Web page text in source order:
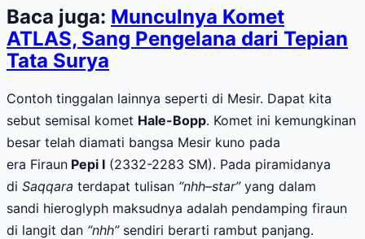
Baca juga: Munculnya Komet
ATLAS, Sang Pengelana dari Tepian
Tata Surya
Contoh tinggalan lainnya seperti di Mesir. Dapat kita
sebut semisal komet Hale-Bopp. Komet ini kemungkinan
besar telah diamati bangsa Mesir kuno pada
era Firaun Pepi I (2332-2283 SM). Pada piramidanya
di Saqqara terdapat tulisan “nhh–star”yang dalam
sandi hieroglyph maksudnya adalah pendamping firaun
di langit dan “nhh”sendiri berarti rambut panjang.